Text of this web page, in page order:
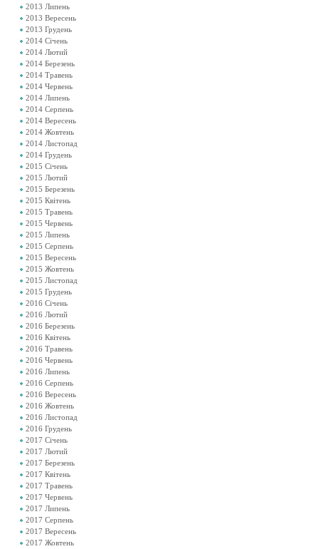
2013 Липень
2013 Вересень
2013 Грудень
2014 Січень
2014 Лютий
2014 Березень
2014 Травень
2014 Червень
2014 Липень
2014 Серпень
2014 Вересень
2014 Жовтень
2014 Листопад
2014 Грудень
2015 Січень
2015 Лютий
2015 Березень
2015 Квітень
2015 Травень
2015 Червень
2015 Липень
2015 Серпень
2015 Вересень
2015 Жовтень
2015 Листопад
2015 Грудень
2016 Січень
2016 Лютий
2016 Березень
2016 Квітень
2016 Травень
2016 Червень
2016 Липень
2016 Серпень
2016 Вересень
2016 Жовтень
2016 Листопад
2016 Грудень
2017 Січень
2017 Лютий
2017 Березень
2017 Квітень
2017 Травень
2017 Червень
2017 Липень
2017 Серпень
2017 Вересень
2017 Жовтень